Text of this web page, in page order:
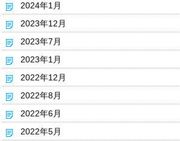
2024年1月
2023年12月
2023年7月
2023年1月
2022年12月
2022年8月
2022年6月
2022年5月